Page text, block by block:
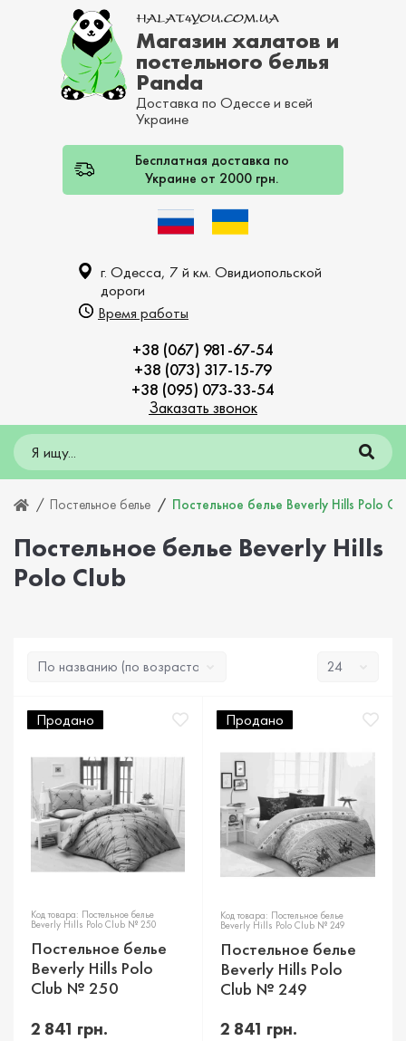
Магазин халатов и
постельного белья
Panda
Доставка по Одессе и всей
Украине
Бесплатная доставка по
Украине от 2000 грн.
г. Одесса, 7 й км. Овидиопольской
дороги
Время работы
+38 (067) 981-67-54
+38 (073) 317-15-79
+38 (095) 073-33-54
Заказать звонок
Постельное белье Постельное белье Beverly Hills Polo
Постельное белье Beverly Hills
Polo Club
Продано
Код товара: Постельное белье
Beverly Hills Polo Club № 250
Постельное белье
Beverly Hills Polo
Club № 250
2 841 грн.
Продано
Код товара: Постельное белье
Beverly Hills Polo Club № 249
Постельное белье
Beverly Hills Polo
Club № 249
2 841 грн.